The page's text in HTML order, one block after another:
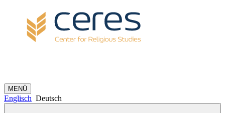
MENÜ
Englisch Deutsch